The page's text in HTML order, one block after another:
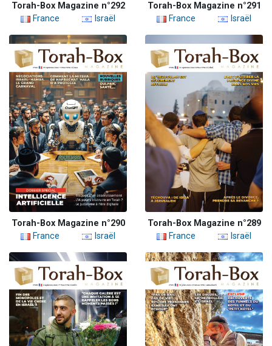
Torah-Box Magazine n°292
France
Israël
Torah-Box Magazine n°291
France
Israël
Torah-Box Magazine n°290
France
Israël
Torah-Box Magazine n°289
France
Israël